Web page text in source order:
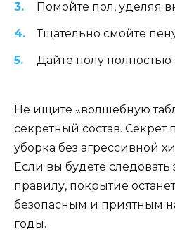
Помойте пол, уделяя
Тщательно смойте
Дайте полу полностью
Не ищите «волшебную
секретный состав. Секрет
уборка без агрессивной
Если вы будете следовать
правилу, покрытие
безопасным и приятным
годы.